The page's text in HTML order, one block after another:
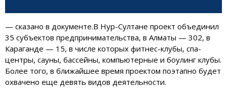
— сказано в документе.В Нур-Султане проект объединил
35 субъектов предпринимательства, в Алматы — 302, в
Караганде — 15, в числе которых фитнес-клубы, спа-
центры, сауны, бассейны, компьютерные и боулинг клубы.
Более того, в ближайшее время проектом поэтапно будет
охвачено еще девять видов деятельности.